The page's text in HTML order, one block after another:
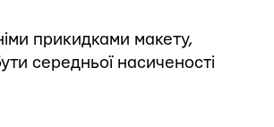
прикидками макету,
середньої насиченості